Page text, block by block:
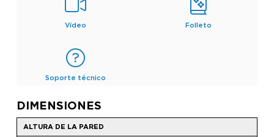
Vídeo Folleto
Soporte técnico
DIMENSIONES
ALTURA DE LA PARED